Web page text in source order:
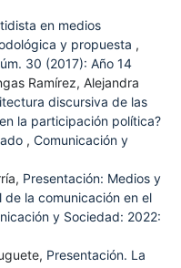
en medios
y propuesta ,
30 (2017): Año 14
Ramírez, Alejandra
discursiva de las
la participación política?
, Comunicación y
Presentación: Medios y
la comunicación en el
y Sociedad: 2022:
Presentación. La